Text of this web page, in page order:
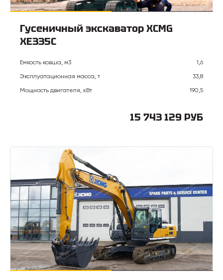
Гусеничный экскаватор XCMG
XE335C
Емкость ковша, м3
1,6
Эксплуатационная масса, т
33,8
Мощность двигателя, кВт
190,5
15 743 129 РУБ